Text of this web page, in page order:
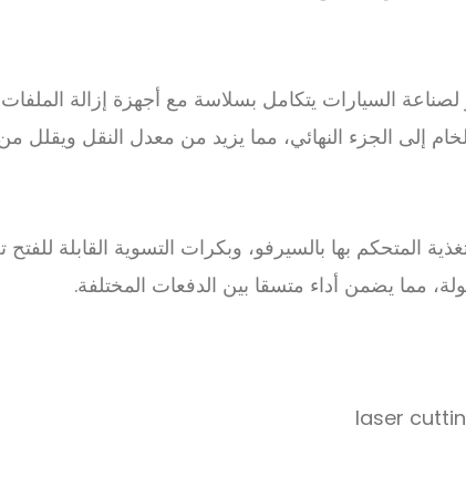
السيارات يتكامل بسلاسة مع أجهزة إزالة
إلى الجزء النهائي، مما يزيد من معدل النقل ويقلل
المتحكم بها بالسيرفو، وبكرات التسوية القابلة
مما يضمن أداء متسقا بين الدفعات المختلفة.